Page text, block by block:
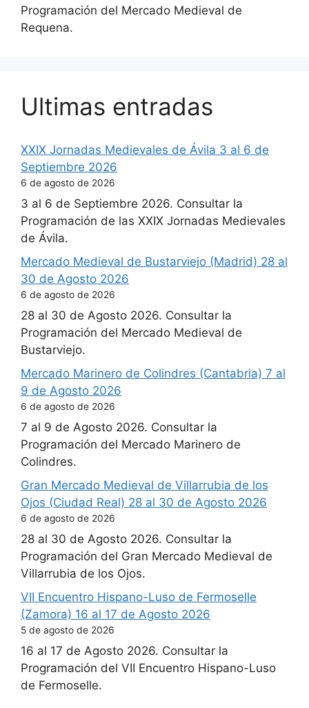
Programación del Mercado Medieval de
Requena.
Ultimas entradas
XXIX Jornadas Medievales de Ávila 3 al 6 de
Septiembre 2026
6 de agosto de 2026
3 al 6 de Septiembre 2026. Consultar la
Programación de las XXIX Jornadas Medievales
de Ávila.
Mercado Medieval de Bustarviejo (Madrid) 28 al
30 de Agosto 2026
6 de agosto de 2026
28 al 30 de Agosto 2026. Consultar la
Programación del Mercado Medieval de
Bustarviejo.
Mercado Marinero de Colindres (Cantabria) 7 al
9 de Agosto 2026
6 de agosto de 2026
7 al 9 de Agosto 2026. Consultar la
Programación del Mercado Marinero de
Colindres.
Gran Mercado Medieval de Villarrubia de los
Ojos (Ciudad Real) 28 al 30 de Agosto 2026
6 de agosto de 2026
28 al 30 de Agosto 2026. Consultar la
Programación del Gran Mercado Medieval de
Villarrubia de los Ojos.
VII Encuentro Hispano-Luso de Fermoselle
(Zamora) 16 al 17 de Agosto 2026
5 de agosto de 2026
16 al 17 de Agosto 2026. Consultar la
Programación del VII Encuentro Hispano-Luso
de Fermoselle.